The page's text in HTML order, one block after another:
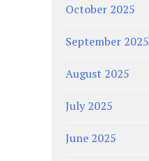
October 2025
September 2025
August 2025
July 2025
June 2025